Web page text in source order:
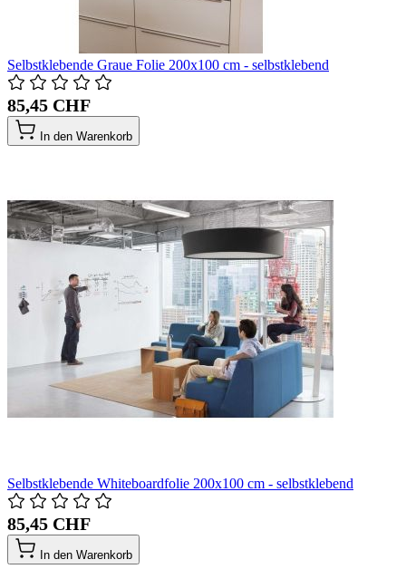
Selbstklebende Graue Folie 200x100 cm - selbstklebend
85,45 CHF
In den Warenkorb
Selbstklebende Whiteboardfolie 200x100 cm - selbstklebend
85,45 CHF
In den Warenkorb